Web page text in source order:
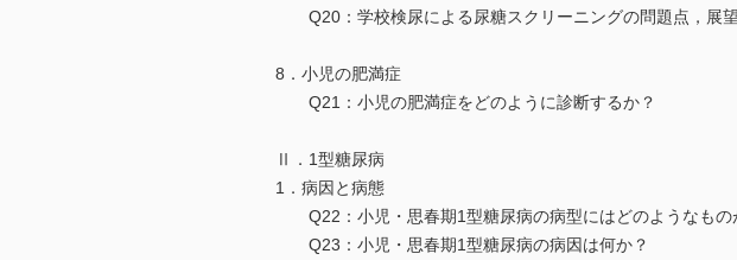
Q20：学校検尿による尿糖スクリーニングの問題点，展望
8．小児の肥満症
Q21：小児の肥満症をどのように診断するか？
Ⅱ．1型糖尿病
1．病因と病態
Q22：小児・思春期1型糖尿病の病型にはどのようなもの
Q23：小児・思春期1型糖尿病の病因は何か？